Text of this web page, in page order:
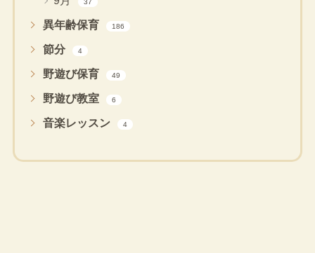
37
異年齢保育 186
節分 4
野遊び保育 49
野遊び教室 6
音楽レッスン 4